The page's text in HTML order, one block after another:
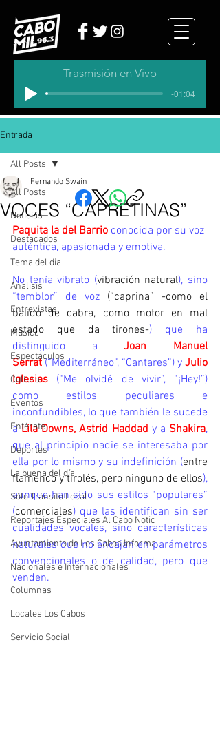
Trasmisión en Vivo
-01:04
Entrada
All Posts
Noticias
Destacados
Tema del dia
Analisis
Entrevistas
Música
Espectáculos
Cultura
Eventos
Entérate
Deportes
La buena del día
Sólo Tránsito Local
Reportajes Especiales Al Cabo Notic
Ayuntamiento de Los Cabos Informa
Nacionales e Internacionales
Columnas
Locales Los Cabos
Servicio Social
All Posts
VOCES “CAPRETINAS”
Fernando Swain
Paquita la del Barrio conocida por su voz
auténtica, apasionada y emotiva.
No tenía vibrato (vibración natural), sino
“temblor” de voz (“caprina” -como el
balido de cabra, como motor en mal
estado que da tirones-) que ha
distinguido a Joan Manuel
Serrat (“Mediterráneo”, “Cantares”) y Julio
Iglesias (“Me olvidé de vivir”, “¡Hey!”)
como estilos peculiares e
inconfundibles, lo que también le sucede
a Lila Downs, Astrid Haddad y a Shakira,
que al principio nadie se interesaba por
ella por lo mismo y su indefinición (entre
flamenco y tirolés, pero ninguno de ellos),
aunque han sido sus estilos “populares”
(comerciales) que las identifican sin ser
cualidades vocales, sino características
naturales que no encajan en parámetros
convencionales o de calidad, pero que
venden.